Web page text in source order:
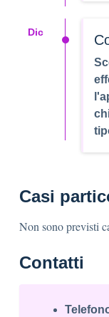
Dic
Casi
Non sono previsti
Contatti